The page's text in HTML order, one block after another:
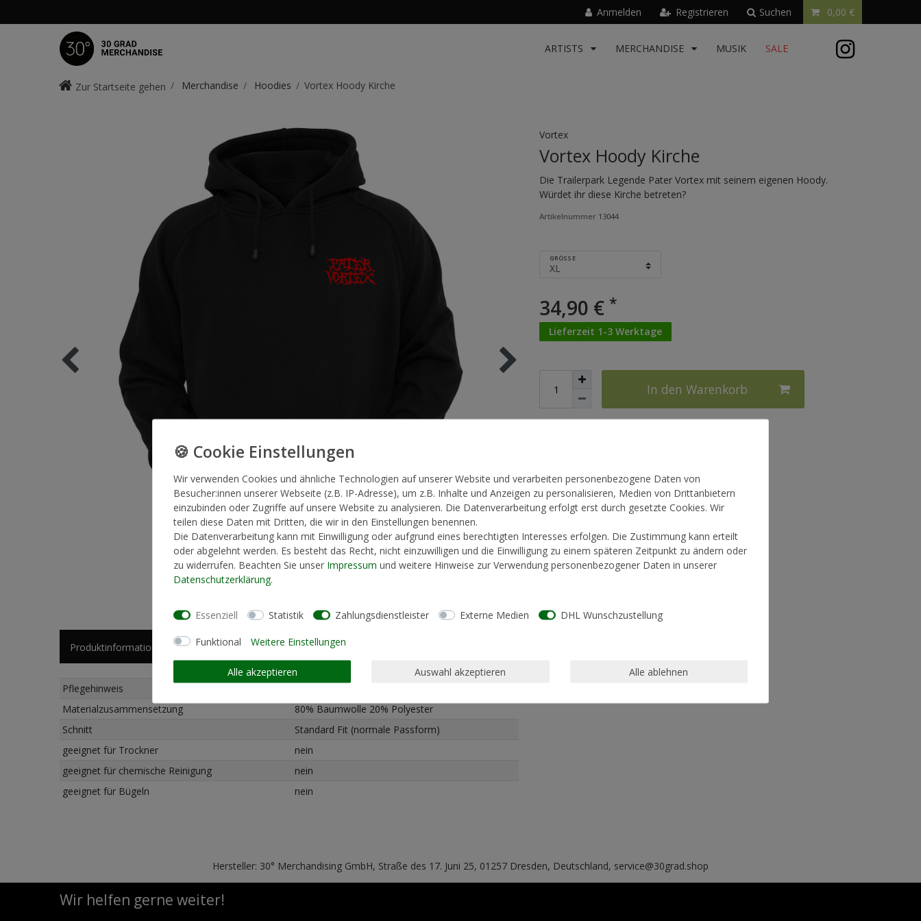
Anmelden Registrieren Suchen 0,00 €
ARTISTS MERCHANDISE MUSIK SALE
Zur Startseite gehen Merchandise Hoodies Vortex Hoody Kirche
Vortex
Vortex Hoody Kirche
Die Trailerpark Legende Pater Vortex mit seinem eigenen Hoody.
Würdet ihr diese Kirche betreten?
Artikelnummer 13044
GRÖSSE
34,90 € *
Lieferzeit 1-3 Werktage
In den Warenkorb
Produktinformationen Künstlerinformationen
Pflegehinweis
Materialzusammensetzung
80% Baumwolle 20% Polyester
Schnitt
Standard Fit (normale Passform)
geeignet für Trockner
nein
geeignet für chemische Reinigung
nein
geeignet für Bügeln
nein
Hersteller: 30° Merchandising GmbH, Straße des 17. Juni 25, 01257 Dresden, Deutschland, service@30grad.shop
Wir helfen gerne weiter!
Wir verwenden Cookies und ähnliche Technologien auf unserer Website und verarbeiten personenbezogene Daten von
Besucher:innen unserer Webseite (z.B. IP-Adresse), um z.B. Inhalte und Anzeigen zu personalisieren, Medien von Drittanbietern
einzubinden oder Zugriffe auf unsere Website zu analysieren. Die Datenverarbeitung erfolgt erst durch gesetzte Cookies. Wir
teilen diese Daten mit Dritten, die wir in den Einstellungen benennen.
Die Datenverarbeitung kann mit Einwilligung oder aufgrund eines berechtigten Interesses erfolgen. Die Zustimmung kann erteilt
oder abgelehnt werden. Es besteht das Recht, nicht einzuwilligen und die Einwilligung zu einem späteren Zeitpunkt zu ändern oder
zu widerrufen. Beachten Sie unser Impressum und weitere Hinweise zur Verwendung personenbezogener Daten in unserer
Daten­schutz­erklärung.
Essenziell Statistik Zahlungsdienstleister Externe Medien DHL Wunschzustellung
Funktional Weitere Einstellungen
Alle akzeptieren Auswahl akzeptieren Alle ablehnen